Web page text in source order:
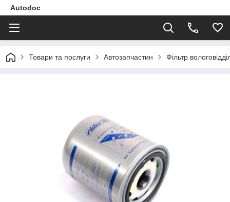
Autodoc
Товари та послуги Автозапчастин Фільтр